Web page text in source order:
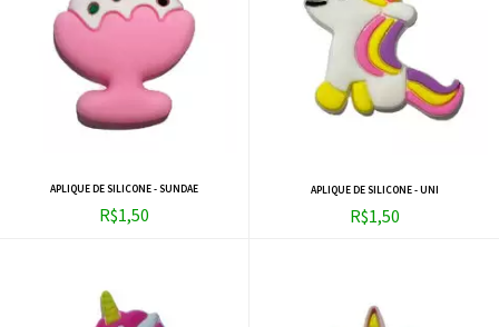
APLIQUE DE SILICONE - SUNDAE
R$1,50
APLIQUE DE SILICONE - UNI
R$1,50